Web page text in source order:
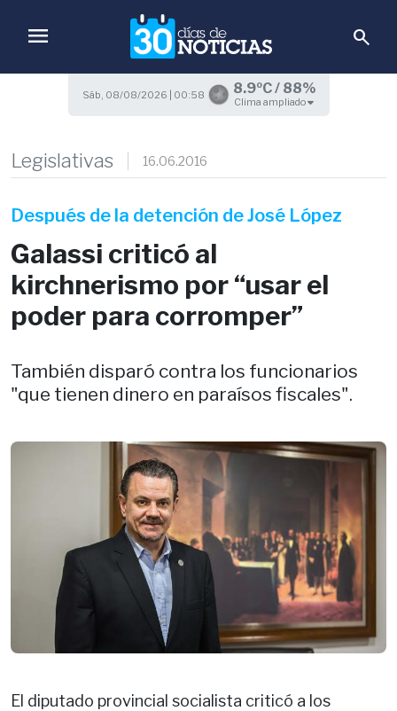
menu search
Sáb, 08/08/2026 | 00:58 8.9ºC / 88%
Clima ampliado
Legislativas 16.06.2016
Después de la detención de José López
Galassi criticó al
kirchnerismo por “usar el
poder para corromper”
También disparó contra los funcionarios
"que tienen dinero en paraísos fiscales".
El diputado provincial socialista criticó a los